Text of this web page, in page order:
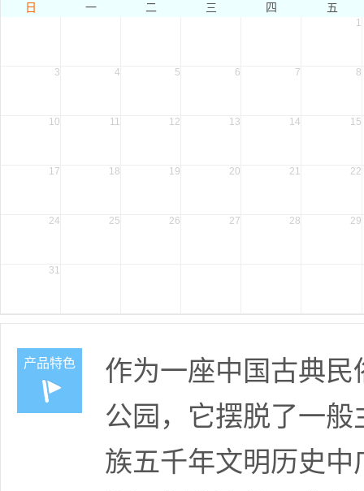
日
一 二 三 四 五
1
3 4 5 6 7 8
10 11 12 13 14 15
17 18 19 20 21 22
24 25 26 27 28 29
31
产品特色
作为一座中国古典
公园，它摆脱了一
族五千年文明历史